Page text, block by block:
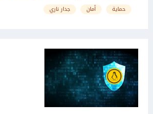
حماية
أمان جدار ناري